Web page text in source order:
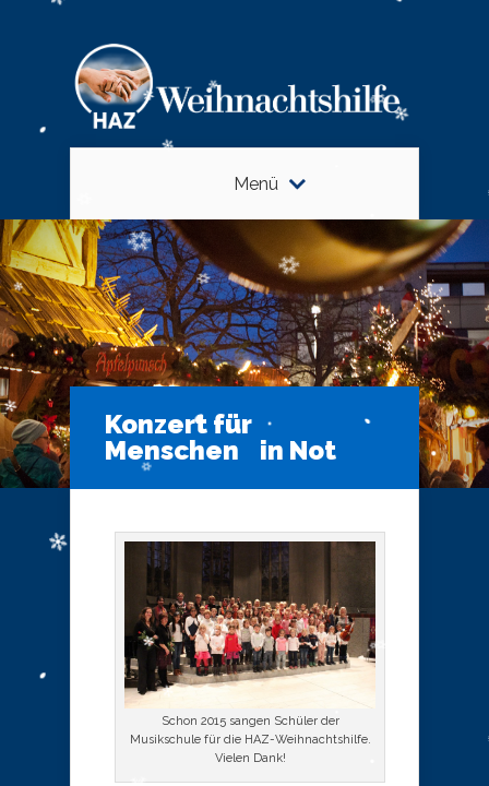
Menü
Konzert für
Menschen in Not
Schon 2015 sangen Schüler der
Musikschule für die HAZ-Weihnachtshilfe.
Vielen Dank!